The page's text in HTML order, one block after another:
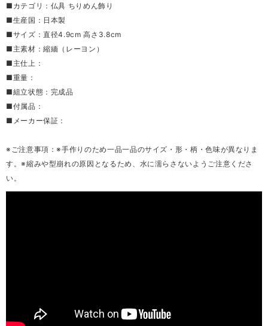
■カテゴリ：仏具 ちりめん飾り
■生産国：日本製
■サイズ：直径4.9cm 高さ3.8cm
■主素材：縮緬（レーヨン）
■主仕上：
■重量：
■組立状態：完成品
■付属品：
■メーカー保証：
※ご注意事項：※手作りのため一品一品のサイズ・形・柄・色味が異なりま
す。※縮みや型崩れの原因となるため、水に濡らさないようご注意くださ
い。